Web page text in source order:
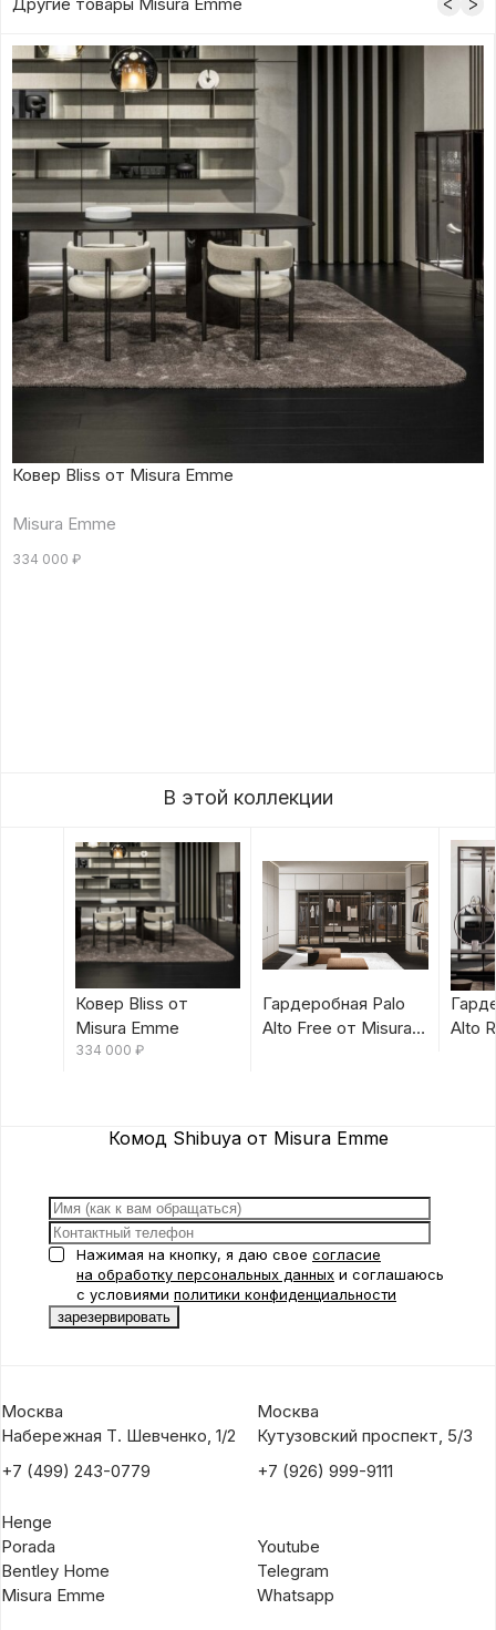
Ковер Bliss от Misura Emme
Misura Emme
334 000 ₽
В этой коллекции
Ковер Bliss от
Misura Emme
334 000 ₽
Гардеробная Palo
Alto Free от Misura
Alto
Комод Shibuya от Misura Emme
Нажимая на кнопку, я даю свое согласие
на обработку персональных данных и соглашаюсь
с условиями политики конфиденциальности
Москва
Набережная Т. Шевченко, 1/2
+7 (499) 243-0779
Москва
Кутузовский проспект, 5/3
+7 (926) 999-9111
Henge
Porada
Bentley Home
Misura Emme
Youtube
Telegram
Whatsapp